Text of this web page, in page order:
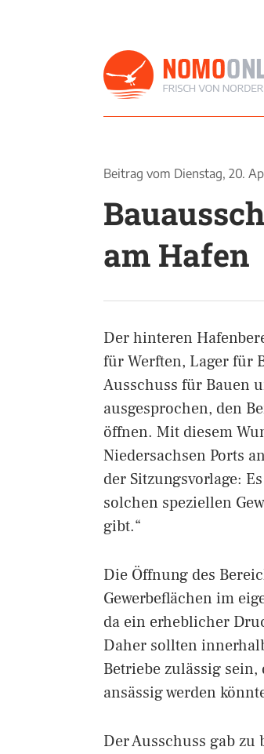
Beitrag vom Dienstag, 20.
am Hafen
Der hinteren
für Werften, Lager für
Ausschuss für Bauen
ausgesprochen, den
öffnen. Mit diesem
Niedersachsen Ports
der Sitzungsvorlage:
solchen speziellen
gibt.“
Die Öffnung des
Gewerbeflächen im
da ein erheblicher
Daher sollten
Betriebe zulässig
ansässig werden
Der Ausschuss gab